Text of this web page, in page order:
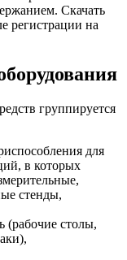
Скачать
регистрации на
группируется
для
в которых
стенды,
(рабочие столы,